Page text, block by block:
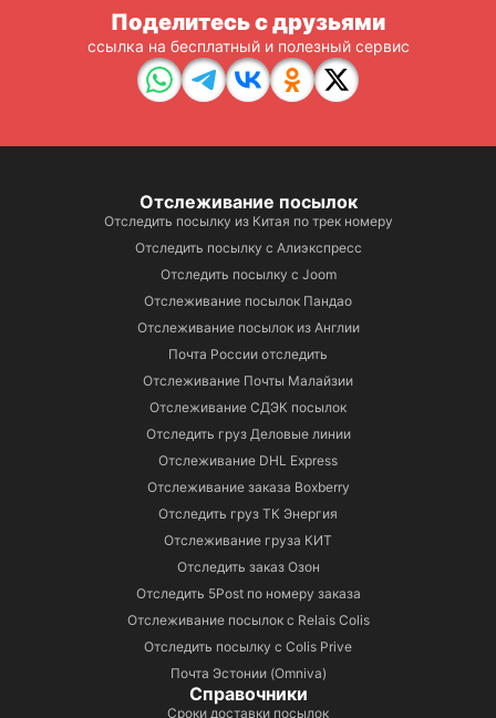
Поделитесь с друзьями
ссылка на бесплатный и полезный сервис
Отслеживание посылок
Отследить посылку из Китая по трек номеру
Отследить посылку с Алиэкспресс
Отследить посылку с Joom
Отслеживание посылок Пандао
Отслеживание посылок из Англии
Почта России отследить
Отслеживание Почты Малайзии
Отслеживание СДЭК посылок
Отследить груз Деловые линии
Отслеживание DHL Express
Отслеживание заказа Boxberry
Отследить груз ТК Энергия
Отслеживание груза КИТ
Отследить заказ Озон
Отследить 5Post по номеру заказа
Отслеживание посылок с Relais Colis
Отследить посылку с Colis Prive
Почта Эстонии (Omniva)
Справочники
Сроки доставки посылок